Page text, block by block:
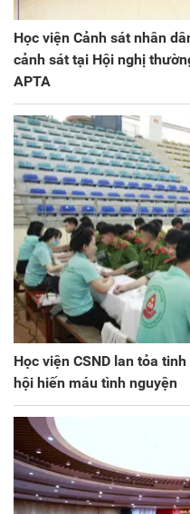
Học viện Cảnh sát nhân
cảnh sát tại Hội nghị
APTA
Học viện CSND lan tỏa
hội hiến máu tình nguyện